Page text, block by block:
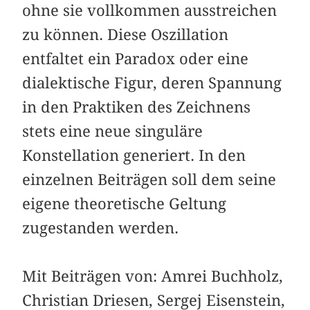
ohne sie vollkommen ausstreichen
zu können. Diese Oszillation
entfaltet ein Paradox oder eine
dialektische Figur, deren Spannung
in den Praktiken des Zeichnens
stets eine neue singuläre
Konstellation generiert. In den
einzelnen Beiträgen soll dem seine
eigene theoretische Geltung
zugestanden werden.
Mit Beiträgen von: Amrei Buchholz,
Christian Driesen, Sergej Eisenstein,